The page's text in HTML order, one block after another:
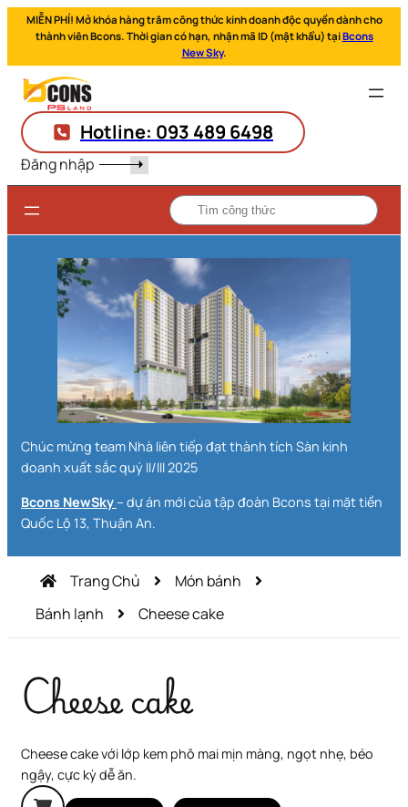
MIỄN PHÍ! Mở khóa hàng trăm công thức kinh doanh độc quyền dành cho
thành viên Bcons. Thời gian có hạn, nhận mã ID (mật khẩu) tạiBcons
New Sky.
Hotline: 093 489 6498
Đăng nhập
Chúc mừng team Nhà liên tiếp đạt thành tích Sàn kinh
doanh xuất sắc quý II/III 2025
Bcons NewSky– dự án mới của tập đoàn Bcons tại mặt tiền
Quốc Lộ 13, Thuận An.
Trang Chủ
Món bánh
Bánh lạnh
Cheese cake
Cheese cake
Cheese cake với lớp kem phô mai mịn màng, ngọt nhẹ, béo
ngậy, cực kỳ dễ ăn.